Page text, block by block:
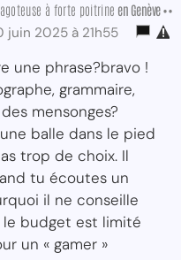
à forte poitrine en Genève ••
juin 2025 à 21h55
une phrase?bravo !
grammaire,
mensonges?
balle dans le pied
trop de choix. Il
tu écoutes un
il ne conseille
le budget est limité
un « gamer »